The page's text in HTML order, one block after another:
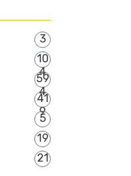
3
10
4
59
4
41
9
5
19
21